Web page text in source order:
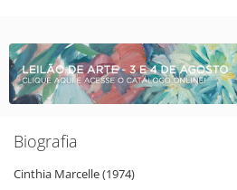
Biografia
Cinthia Marcelle(1974)